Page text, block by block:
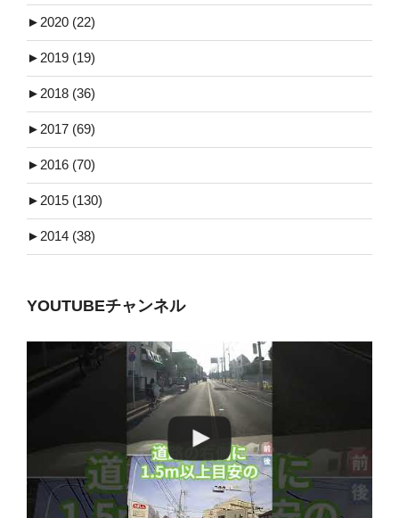
► 2020 (22)
► 2019 (19)
► 2018 (36)
► 2017 (69)
► 2016 (70)
► 2015 (130)
► 2014 (38)
YOUTUBEチャンネル